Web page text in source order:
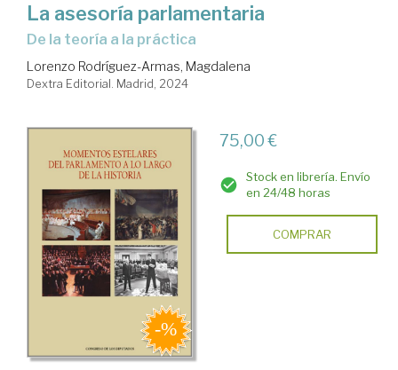
La asesoría parlamentaria
de la teoría a la práctica
Lorenzo Rodríguez-Armas, Magdalena
Dextra Editorial. Madrid, 2024
75,00 €
Stock en librería. Envío
en 24/48 horas
COMPRAR